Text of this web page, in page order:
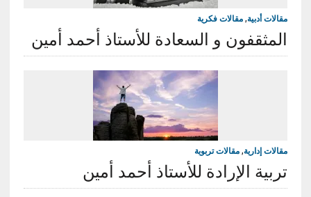
مقالات أدبية, مقالات فكرية
المثقفون و السعادة للأستاذ أحمد أمين
مقالات إدارية, مقالات تربوية
تربية الإرادة للأستاذ أحمد أمين